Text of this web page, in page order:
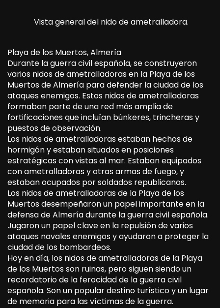
Vista general del nido de ametralladora.
Playa de los Muertos, Almería
Durante la guerra civil española, se construyeron
varios nidos de ametralladoras en la Playa de los
Muertos de Almería para defender la ciudad de los
ataques enemigos. Estos nidos de ametralladoras
formaban parte de una red más amplia de
fortificaciones que incluían búnkeres, trincheras y
puestos de observación.
Los nidos de ametralladoras estaban hechos de
hormigón y estaban situados en posiciones
estratégicas con vistas al mar. Estaban equipados
con ametralladoras y otras armas de fuego, y
estaban ocupados por soldados republicanos.
Los nidos de ametralladoras de la Playa de los
Muertos desempeñaron un papel importante en la
defensa de Almería durante la guerra civil española.
Jugaron un papel clave en la repulsión de varios
ataques navales enemigos y ayudaron a proteger la
ciudad de los bombardeos.
Hoy en día, los nidos de ametralladoras de la Playa
de los Muertos son ruinas, pero siguen siendo un
recordatorio de la ferocidad de la guerra civil
española. Son un popular destino turístico y un lugar
de memoria para las víctimas de la guerra.